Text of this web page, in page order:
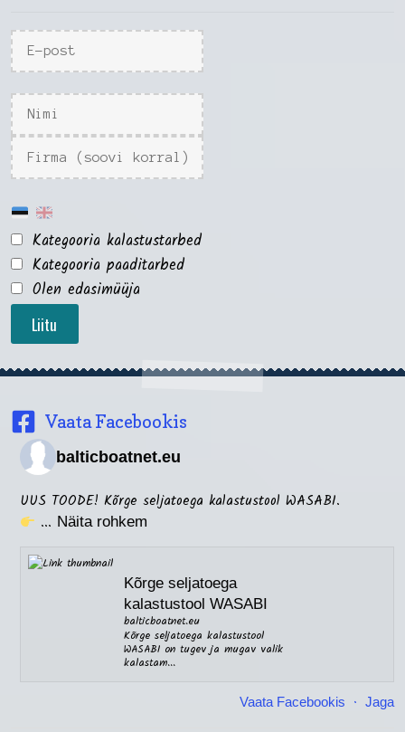
Kategooria kalastustarbed
Kategooria paaditarbed
Olen edasimüüja
Liitu
Vaata Facebookis
balticboatnet.eu
UUS TOODE! Kõrge seljatoega kalastustool WASABI.
... Näita rohkem
Kõrge seljatoega
kalastustool WASABI
balticboatnet.eu
Kõrge seljatoega kalastustool
WASABI on tugev ja mugav valik
kalastam...
Vaata Facebookis · Jaga